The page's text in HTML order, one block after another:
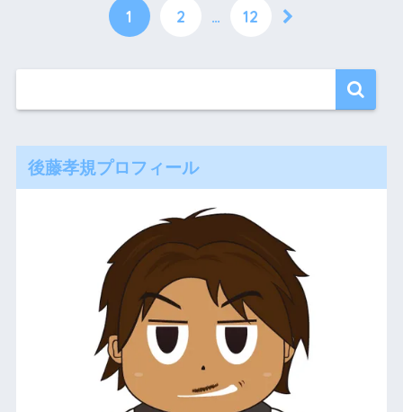
1 2 … 12
後藤孝規プロフィール